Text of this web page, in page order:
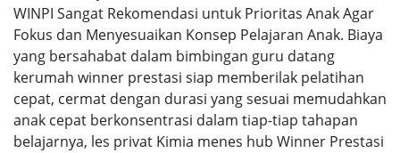
WINPI Sangat Rekomendasi untuk Prioritas Anak Agar
Fokus dan Menyesuaikan Konsep Pelajaran Anak. Biaya
yang bersahabat dalam bimbingan guru datang
kerumah winner prestasi siap memberilak pelatihan
cepat, cermat dengan durasi yang sesuai memudahkan
anak cepat berkonsentrasi dalam tiap-tiap tahapan
belajarnya, les privat Kimia menes hub Winner Prestasi